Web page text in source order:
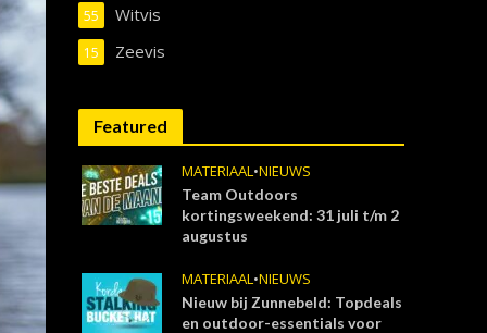
Witvis
55
Zeevis
15
Featured
MATERIAAL•NIEUWS
Team Outdoors
kortingsweekend: 31 juli t/m 2
augustus
MATERIAAL•NIEUWS
Nieuw bij Zunnebeld: Topdeals
en outdoor-essentials voor